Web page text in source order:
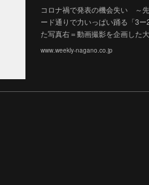
コロナ禍で発表の機会失い ～
ード通りで力いっぱい踊る「3
た写真右＝動画撮影を企画した
www.weekly-nagano.co.jp